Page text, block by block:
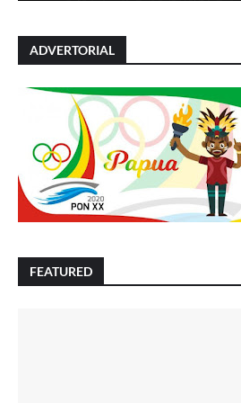
ADVERTORIAL
FEATURED